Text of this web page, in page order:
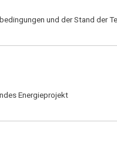
und der Stand der
Energieprojekt